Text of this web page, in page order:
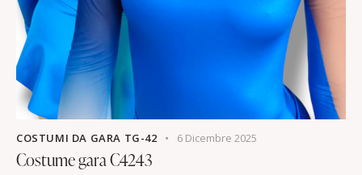
COSTUMI DA GARA TG-42 6 Dicembre 2025
Costume gara C4243